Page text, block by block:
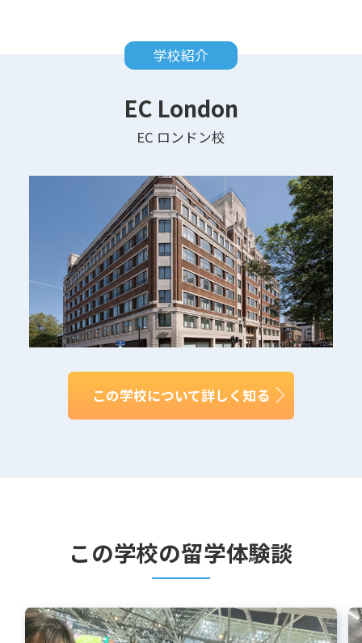
学校紹介
EC London
EC ロンドン校
この学校について詳しく知る
この学校の留学体験談